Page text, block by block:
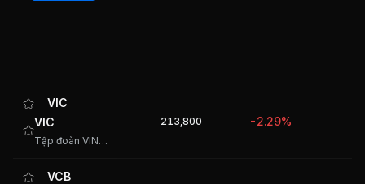
VIC
VIC
Tập đoàn VINGROUP - CTCP
213,800 -2.29%
VCB